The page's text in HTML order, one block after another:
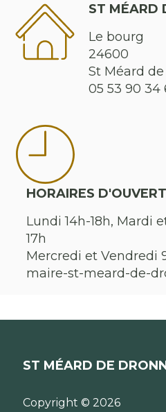
ST MÉARD
Le bourg
24600
St Méard
05 53 90 34
HORAIRES
Lundi 14h-18h, Mardi
17h
Mercredi et Vendredi
maire-st-meard-de-
ST MÉARD DE
Copyright © 2026